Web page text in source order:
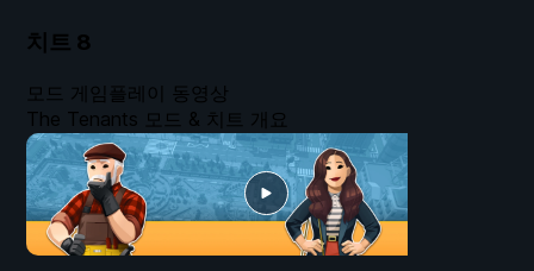
치트 8
모드 게임플레이 동영상
The Tenants 모드 & 치트 개요